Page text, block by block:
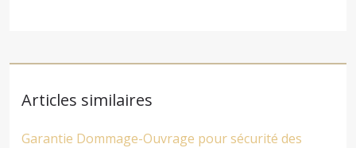
Articles similaires
Garantie Dommage-Ouvrage pour sécurité des